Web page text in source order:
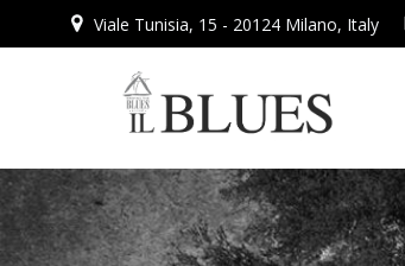
al
Viale Tunisia, 15 - 20124 Milano, Italy